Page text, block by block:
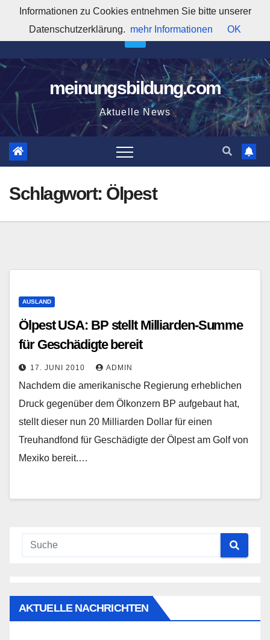
springen
8:19:36 AM
meinungsbildung.com
Aktuelle News
Schlagwort: Ölpest
AUSLAND
Ölpest USA: BP stellt Milliarden-Summe
für Geschädigte bereit
17. JUNI 2010 ADMIN
Nachdem die amerikanische Regierung erheblichen
Druck gegenüber dem Ölkonzern BP aufgebaut hat,
stellt dieser nun 20 Milliarden Dollar für einen
Treuhandfond für Geschädigte der Ölpest am Golf von
Mexiko bereit.…
AKTUELLE NACHRICHTEN
Informationen zu Cookies entnehmen Sie bitte unserer
Datenschutzerklärung. mehr Informationen OK